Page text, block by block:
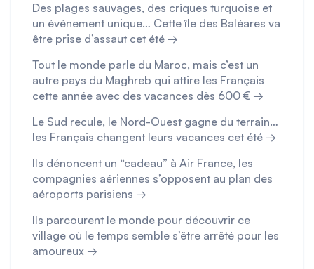
Des plages sauvages, des criques turquoise et
un événement unique… Cette île des Baléares va
être prise d’assaut cet été →
Tout le monde parle du Maroc, mais c’est un
autre pays du Maghreb qui attire les Français
cette année avec des vacances dès 600 € →
Le Sud recule, le Nord-Ouest gagne du terrain…
les Français changent leurs vacances cet été →
Ils dénoncent un “cadeau” à Air France, les
compagnies aériennes s’opposent au plan des
aéroports parisiens →
Ils parcourent le monde pour découvrir ce
village où le temps semble s’être arrêté pour les
amoureux →